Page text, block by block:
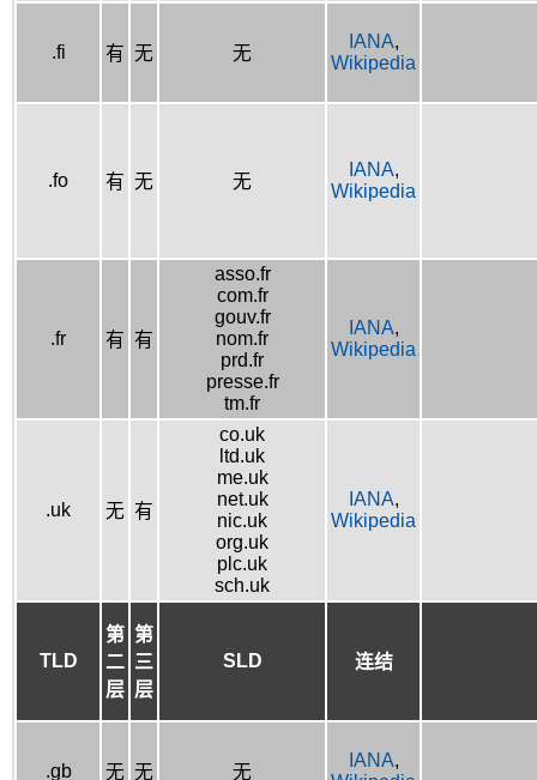
.fi 有 无 无
IANA,
Wikipedia
.fo 有 无 无
IANA,
Wikipedia
.fr 有 有
asso.fr
com.fr
gouv.fr
nom.fr
prd.fr
presse.fr
tm.fr
IANA,
Wikipedia
.uk 无 有
co.uk
ltd.uk
me.uk
net.uk
nic.uk
org.uk
plc.uk
sch.uk
IANA,
Wikipedia
TLD
第
二
层
第
三
层
SLD 连结
.gb 无 无 无
IANA,